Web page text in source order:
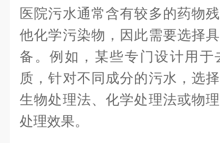
医院污水通常含有较多的药物
他化学污染物，因此需要选择
备。例如，某些专门设计用
质，针对不同成分的污水，选
生物处理法、化学处理法或物
处理效果。